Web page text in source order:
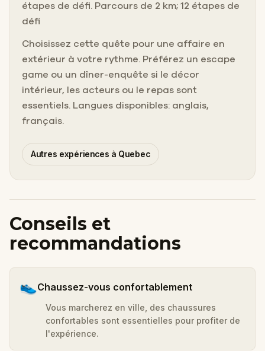
étapes de défi. Parcours de 2 km; 12 étapes de
défi
Choisissez cette quête pour une affaire en
extérieur à votre rythme. Préférez un escape
game ou un dîner-enquête si le décor
intérieur, les acteurs ou le repas sont
essentiels. Langues disponibles: anglais,
français.
Autres expériences à Quebec
Conseils et
recommandations
👟Chaussez-vous confortablement
Vous marcherez en ville, des chaussures
confortables sont essentielles pour profiter de
l'expérience.